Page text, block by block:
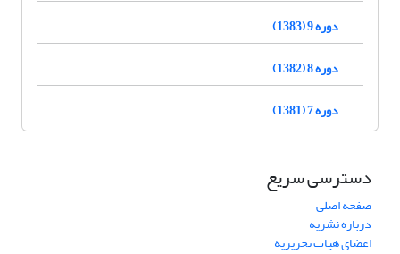
دوره 9 (1383)
دوره 8 (1382)
دوره 7 (1381)
دسترسی سریع
صفحه اصلی
درباره نشریه
اعضای هیات تحریریه